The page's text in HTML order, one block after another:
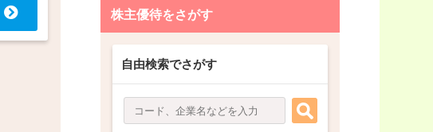
株主優待をさがす
自由検索でさがす